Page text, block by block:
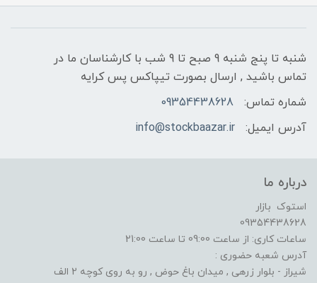
شنبه تا پنج شنبه 9 صبح تا 9 شب با کارشناسان ما در
تماس باشید , ارسال بصورت تیپاکس پس کرایه
شماره تماس:
09354438628
آدرس ایمیل:
info@stockbaazar.ir
درباره ما
استوک بازار
09354438628
ساعات کاری: از ساعت 09:00 تا ساعت 21:00
آدرس شعبه حضوری :
شیراز - بلوار زرهی , میدان باغ حوض , رو به روی کوچه 2 الف